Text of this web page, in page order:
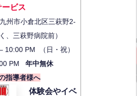
ービス
州市小倉北区三萩野2-
、三萩野病院前）
10:00 PM （日・祝）
PM 年中無休
指導者様へ
体験会やイベ